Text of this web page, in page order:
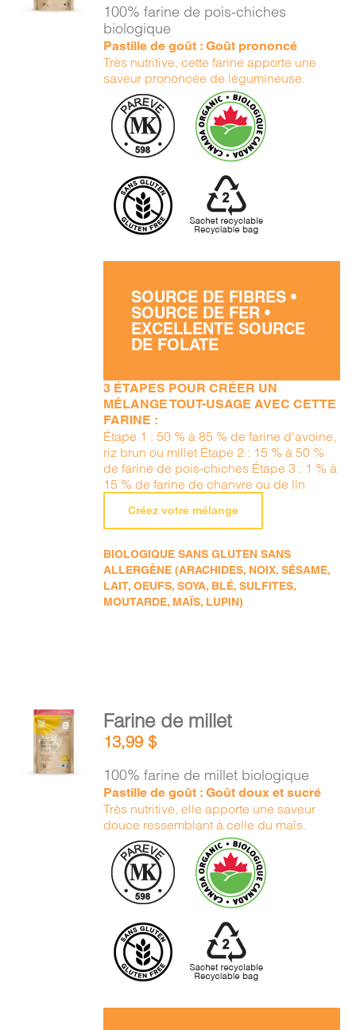
100% farine de pois-chiches
biologique
Pastille de goût : Goût prononcé
Très nutritive, cette farine apporte une
saveur prononcée de légumineuse.
SOURCE DE FIBRES •
SOURCE DE FER •
EXCELLENTE SOURCE
DE FOLATE
3 ÉTAPES POUR CRÉER UN
MÉLANGE TOUT-USAGE AVEC CETTE
FARINE :
Étape 1 : 50 % à 85 % de farine d'avoine,
riz brun ou millet Étape 2 : 15 % à 50 %
de farine de pois-chiches Étape 3 : 1 % à
15 % de farine de chanvre ou de lin
Créez votre mélange
BIOLOGIQUE SANS GLUTEN SANS
ALLERGÈNE (ARACHIDES, NOIX, SÉSAME,
LAIT, OEUFS, SOYA, BLÉ, SULFITES,
MOUTARDE, MAÏS, LUPIN)
AJOUTER
AU
PANIER
Farine de millet
13,99$
100% farine de millet biologique
Pastille de goût : Goût doux et sucré
Très nutritive, elle apporte une saveur
douce ressemblant à celle du maïs.